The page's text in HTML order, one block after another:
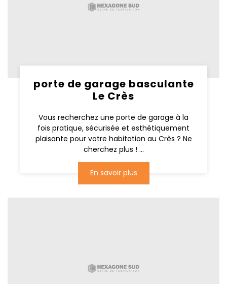
porte de garage basculante
Le Crès
Vous recherchez une porte de garage à la
fois pratique, sécurisée et esthétiquement
plaisante pour votre habitation au Crès ? Ne
cherchez plus ! ...
En savoir plus